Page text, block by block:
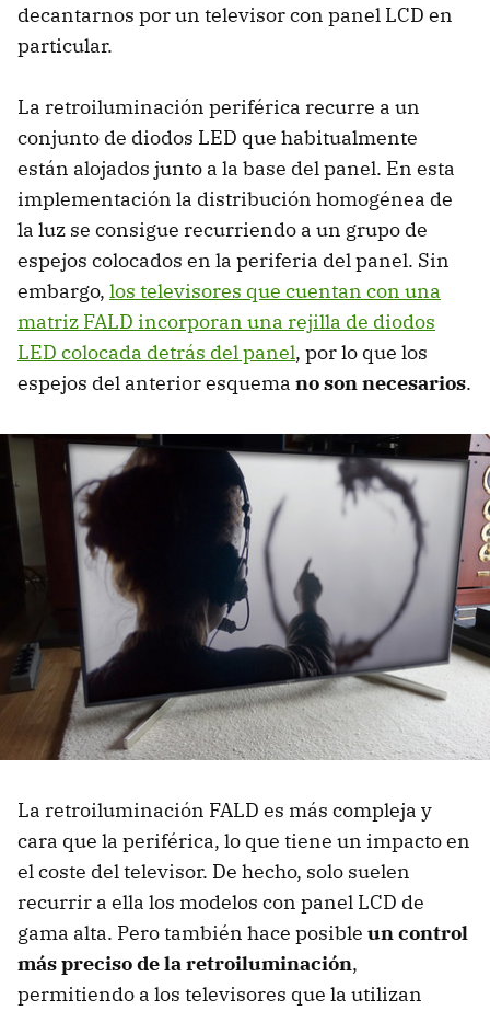
decantarnos por un televisor con panel LCD en
particular.
La retroiluminación periférica recurre a un
conjunto de diodos LED que habitualmente
están alojados junto a la base del panel. En esta
implementación la distribución homogénea de
la luz se consigue recurriendo a un grupo de
espejos colocados en la periferia del panel. Sin
embargo, los televisores que cuentan con una
matriz FALD incorporan una rejilla de diodos
LED colocada detrás del panel, por lo que los
espejos del anterior esquema no son necesarios.
La retroiluminación FALD es más compleja y
cara que la periférica, lo que tiene un impacto en
el coste del televisor. De hecho, solo suelen
recurrir a ella los modelos con panel LCD de
gama alta. Pero también hace posible un control
más preciso de la retroiluminación,
permitiendo a los televisores que la utilizan